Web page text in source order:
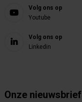
Volg ons op
Youtube
Volg ons op
Linkedin
Onze nieuwsbrief